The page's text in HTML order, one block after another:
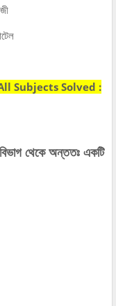
Subjects Solved :
থেকে অন্ততঃ একটি